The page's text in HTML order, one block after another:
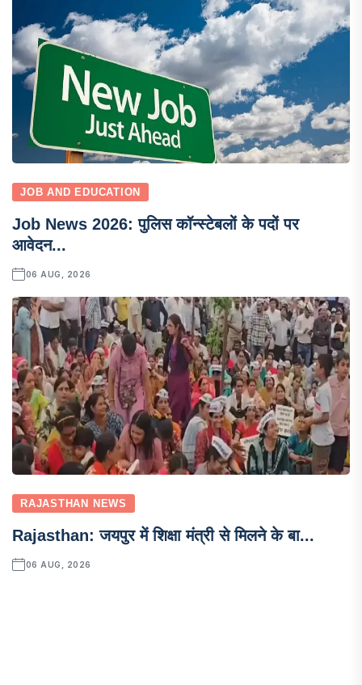
JOB AND EDUCATION
Job News 2026: पुलिस कॉन्स्टेबलों के पदों पर
आवेदन...
06 AUG, 2026
RAJASTHAN NEWS
Rajasthan: जयपुर में शिक्षा मंत्री से मिलने के बा...
06 AUG, 2026